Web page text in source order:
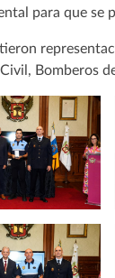
para que se
Bomberos